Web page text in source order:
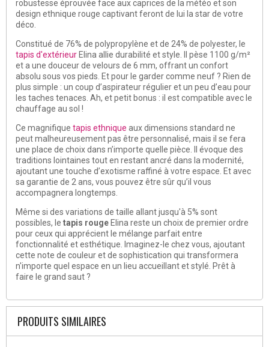
robustesse éprouvée face aux caprices de la météo et son
design ethnique rouge captivant feront de lui la star de votre
déco.
Constitué de 76% de polypropylène et de 24% de polyester, le
tapis d'extérieur Elina allie durabilité et style. Il pèse 1100 g/m²
et a une douceur de velours de 6 mm, offrant un confort
absolu sous vos pieds. Et pour le garder comme neuf ? Rien de
plus simple : un coup d’aspirateur régulier et un peu d’eau pour
les taches tenaces. Ah, et petit bonus : il est compatible avec le
chauffage au sol !
Ce magnifique tapis ethnique aux dimensions standard ne
peut malheureusement pas être personnalisé, mais il se fera
une place de choix dans n’importe quelle pièce. Il évoque des
traditions lointaines tout en restant ancré dans la modernité,
ajoutant une touche d’exotisme raffiné à votre espace. Et avec
sa garantie de 2 ans, vous pouvez être sûr qu’il vous
accompagnera longtemps.
Même si des variations de taille allant jusqu'à 5% sont
possibles, le tapis rouge Elina reste un choix de premier ordre
pour ceux qui apprécient le mélange parfait entre
fonctionnalité et esthétique. Imaginez-le chez vous, ajoutant
cette note de couleur et de sophistication qui transformera
n'importe quel espace en un lieu accueillant et stylé. Prêt à
faire le grand saut ?
PRODUITS SIMILAIRES